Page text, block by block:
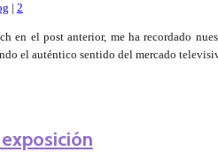
| 2
en el post anterior, me ha recordado
el auténtico sentido del mercado